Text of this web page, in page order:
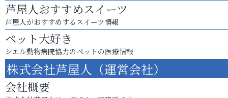
芦屋人おすすめスイーツ
芦屋人がおすすめするスイーツ情報
ペット大好き
シエル動物病院協力のペットの医療情報
株式会社芦屋人（運営会社）
会社概要